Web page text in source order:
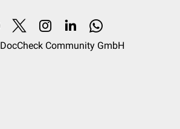
DocCheck Community GmbH